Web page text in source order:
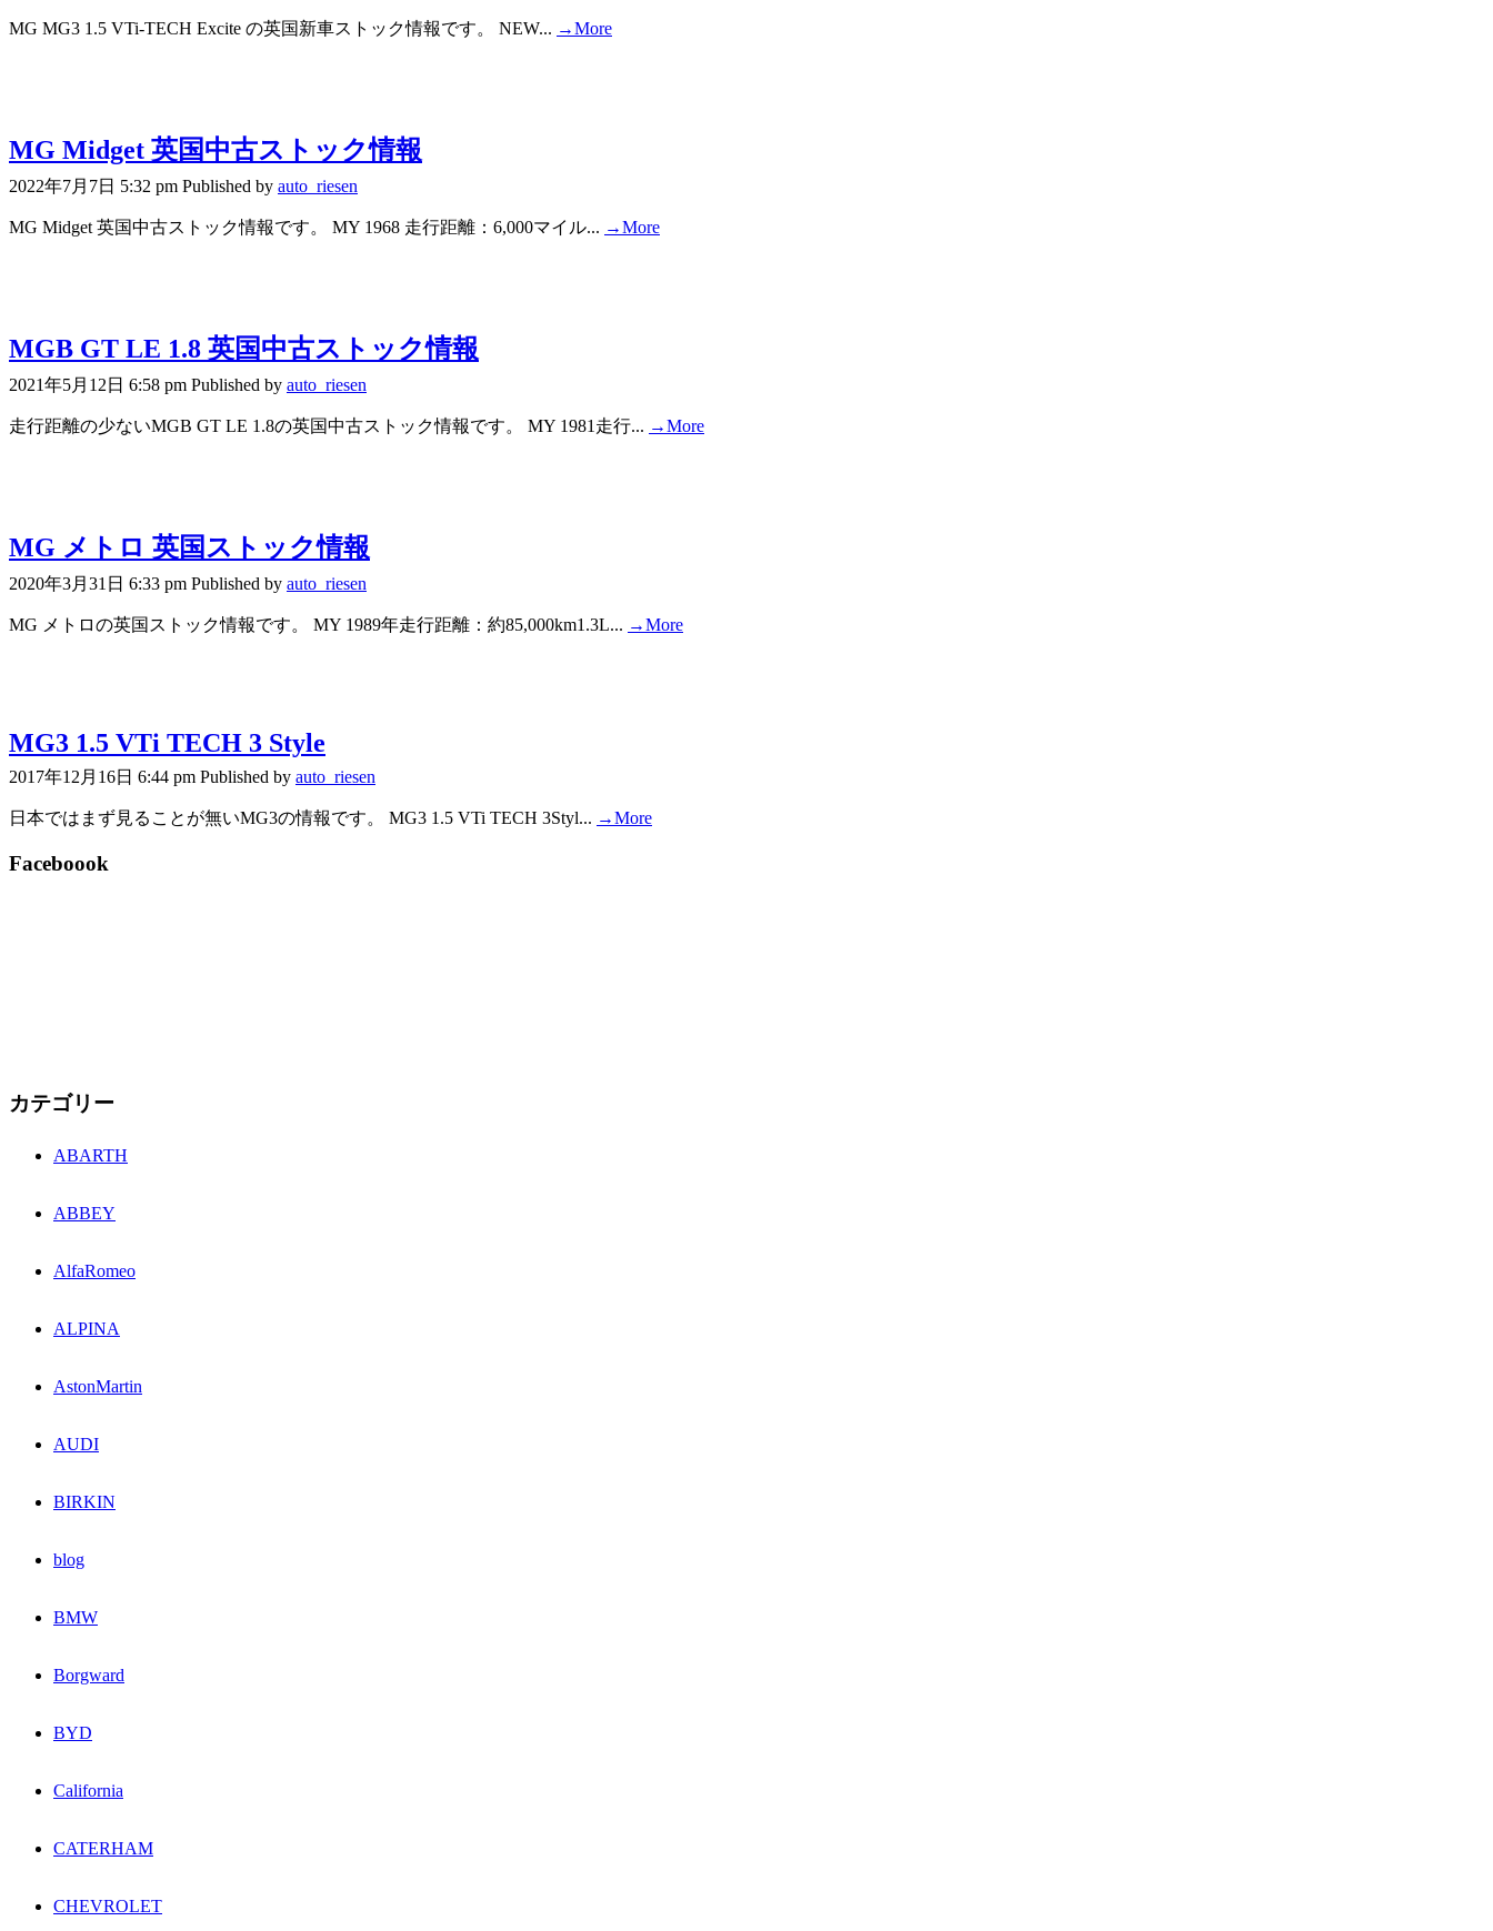
MG MG3 1.5 VTi-TECH Excite の英国新車ストック情報です。 NEW... →More
MG Midget 英国中古ストック情報
2022年7月7日 5:32 pm Published by auto_riesen
MG Midget 英国中古ストック情報です。 MY 1968 走行距離：6,000マイル... →More
MGB GT LE 1.8 英国中古ストック情報
2021年5月12日 6:58 pm Published by auto_riesen
走行距離の少ないMGB GT LE 1.8の英国中古ストック情報です。 MY 1981走行... →More
MG メトロ 英国ストック情報
2020年3月31日 6:33 pm Published by auto_riesen
MG メトロの英国ストック情報です。 MY 1989年走行距離：約85,000km1.3L... →More
MG3 1.5 VTi TECH 3 Style
2017年12月16日 6:44 pm Published by auto_riesen
日本ではまず見ることが無いMG3の情報です。 MG3 1.5 VTi TECH 3Styl... →More
Faceboook
カテゴリー
ABARTH
ABBEY
AlfaRomeo
ALPINA
AstonMartin
AUDI
BIRKIN
blog
BMW
Borgward
BYD
California
CATERHAM
CHEVROLET